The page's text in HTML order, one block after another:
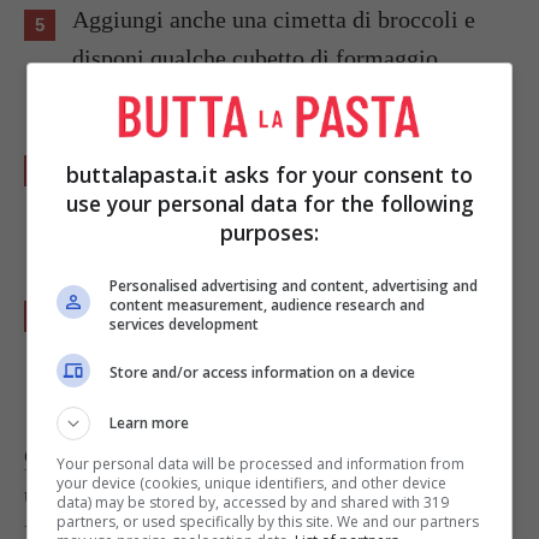
Aggiungi anche una cimetta di broccoli e
disponi qualche cubetto di formaggio
Cheddarsulla superficie.
Metti in una teglia e inforna nel forno caldo
a 160 gradi per 10 minuti, fino a che il
formaggio sarà fuso.
Servi le bruschette ancora calde per i tuoi
antipasti o per l’aperitivo
Coi broccoli puoi provare uno squisito sformato
un’idea in più per i tuoisecondi piatti gustosi
Foto diamanky
buttalapasta.it asks for your consent to
use your personal data for the following
purposes:
Personalised advertising and content, advertising and
content measurement, audience research and
services development
Store and/or access information on a device
Learn more
Your personal data will be processed and information from
your device (cookies, unique identifiers, and other device
data) may be stored by, accessed by and shared with 319
partners, or used specifically by this site. We and our partners